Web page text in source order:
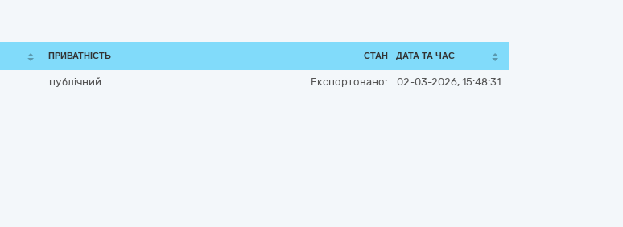
ПРИВАТНІСТЬ СТАН ДАТА ТА ЧАС
публічний Експортовано: 02-03-2026, 15:48:31